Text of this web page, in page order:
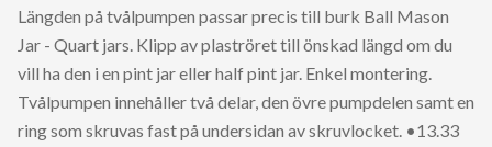
Längden på tvålpumpen passar precis till burk Ball Mason
Jar - Quart jars. Klipp av plaströret till önskad längd om du
vill ha den i en pint jar eller half pint jar. Enkel montering.
Tvålpumpen innehåller två delar, den övre pumpdelen samt en
ring som skruvas fast på undersidan av skruvlocket. •13.33